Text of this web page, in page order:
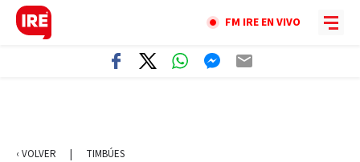
FM IRE EN VIVO
‹ VOLVER | TIMBÚES